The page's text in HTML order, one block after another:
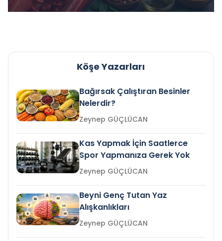
Köşe Yazarları
Bağırsak Çalıştıran Besinler
Nelerdir?
Zeynep GÜÇLÜCAN
Kas Yapmak İçin Saatlerce
Spor Yapmanıza Gerek Yok
Zeynep GÜÇLÜCAN
Beyni Genç Tutan Yaz
Alışkanlıkları
Zeynep GÜÇLÜCAN